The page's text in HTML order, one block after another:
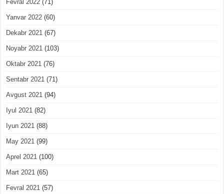
Fevral 2022 (71)
Yanvar 2022 (60)
Dekabr 2021 (67)
Noyabr 2021 (103)
Oktabr 2021 (76)
Sentabr 2021 (71)
Avgust 2021 (94)
Iyul 2021 (82)
Iyun 2021 (88)
May 2021 (99)
Aprel 2021 (100)
Mart 2021 (65)
Fevral 2021 (57)